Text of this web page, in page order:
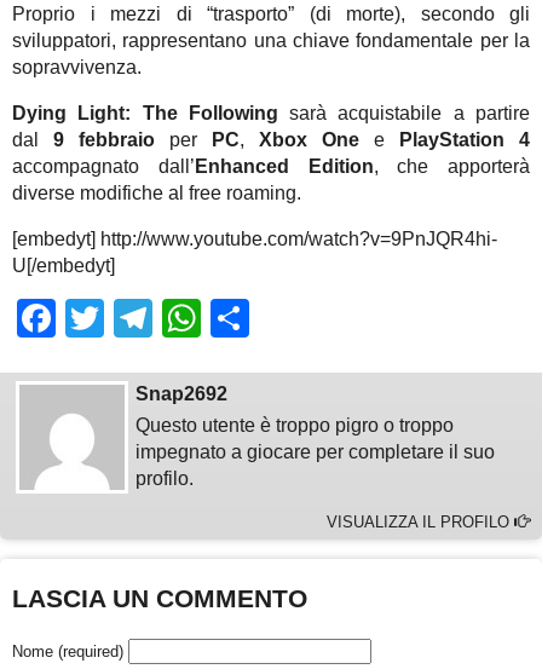
Proprio i mezzi di “trasporto” (di morte), secondo gli
sviluppatori, rappresentano una chiave fondamentale per la
sopravvivenza.
Dying Light: The Following sarà acquistabile a partire
dal 9 febbraio per PC, Xbox One e
PlayStation 4
accompagnato dall’ Enhanced Edition, che apporterà
diverse modifiche al free roaming.
[embedyt] http://www.youtube.com/watch?v=9PnJQR4hi-
U[/embedyt]
Facebook
TwitterTelegram
WhatsApp
Snap2692
Questo utente è troppo pigro o troppo
impegnato a giocare per completare il suo
profilo.
VISUALIZZA IL PROFILO
LASCIA UN COMMENTO
Nome (required)